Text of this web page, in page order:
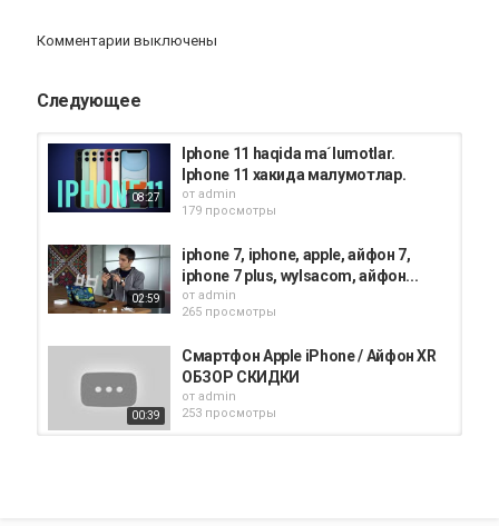
iPhone X обзор
Комментарии выключены
Следующее
08:27
Iphone 11 haqida ma´lumotlar.
Iphone 11 хакида малумотлар.
от admin
179 просмотры
02:59
iphone 7, iphone, apple, айфон 7,
iphone 7 plus, wylsacom, айфон...
от admin
265 просмотры
00:39
Смартфон Apple iPhone / Айфон XR
ОБЗОР СКИДКИ
от admin
253 просмотры